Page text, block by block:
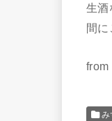
生酒
間
from
み